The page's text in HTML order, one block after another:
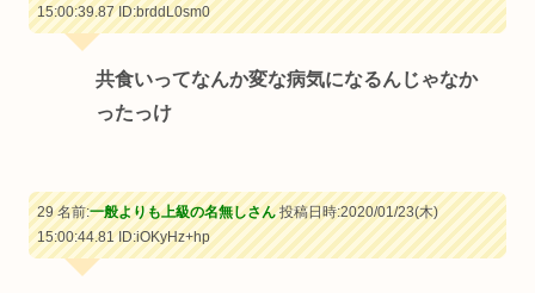
15:00:39.87ID:brddL0sm0
共食いってなんか変な病気になるんじゃなか
ったっけ
29 名前:一般よりも上級の名無しさん投稿日時:2020/01/23(木)
15:00:44.81ID:iOKyHz+hp